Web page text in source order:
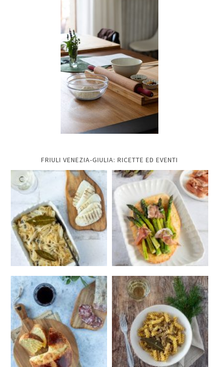
FRIULI VENEZIA-GIULIA: RICETTE ED EVENTI